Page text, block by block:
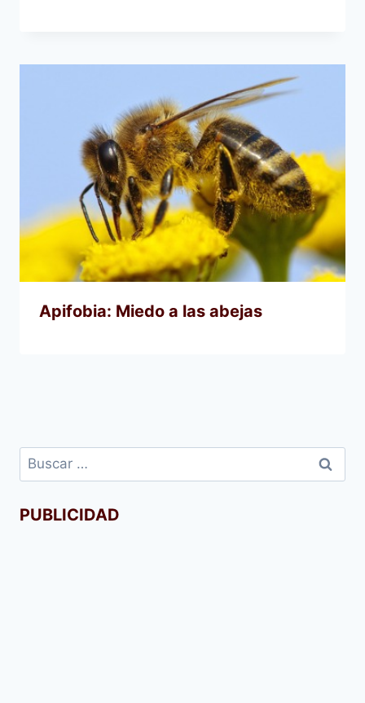
Apifobia: Miedo a las abejas
Buscar:
PUBLICIDAD